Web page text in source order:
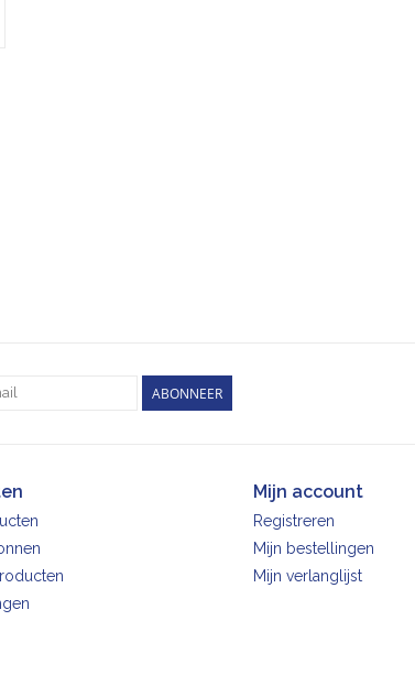
ABONNEER
Mijn account
Registreren
Mijn bestellingen
Mijn verlanglijst